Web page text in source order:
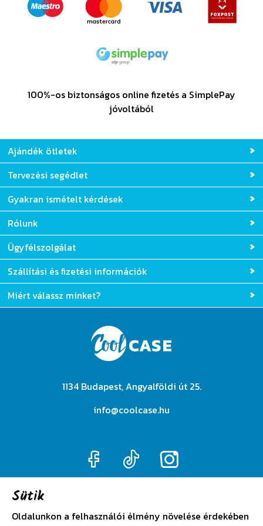
100%-os biztonságos online fizetés a SimplePay
jóvoltából
Ajándék ötletek
Tervezési segédlet
Gyakran ismételt kérdések
Rólunk
Ügyfélszolgálat
Szállítási és fizetési információk
Miért válassz minket?
1134 Budapest, Angyalföldi út 25.
info@coolcase.hu
Sütik
Oldalunkon a felhasználói élmény növelése érdekében